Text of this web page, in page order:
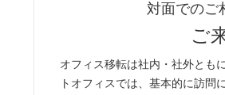
対面でのご
ご
オフィス移転は社内・社外とも
トオフィスでは、基本的に訪問